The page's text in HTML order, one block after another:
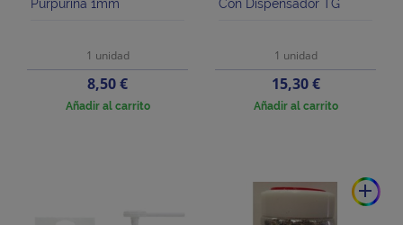
Purpurina 1mm
1 unidad
Precio
8,50 €
Añadir al carrito
Con Dispensador TG
1 unidad
Precio
15,30 €
Añadir al carrito
add